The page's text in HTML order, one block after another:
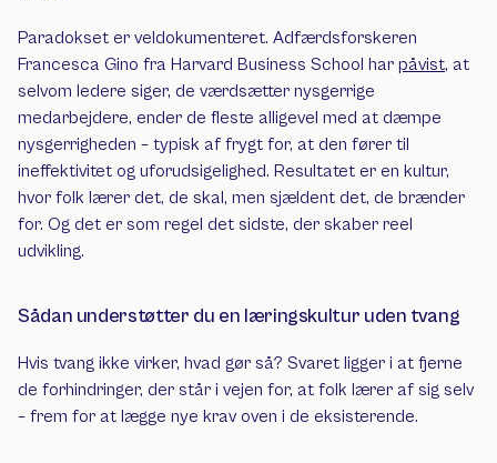
Paradokset er veldokumenteret. Adfærdsforskeren
Francesca Gino fra Harvard Business School har påvist, at
selvom ledere siger, de værdsætter nysgerrige
medarbejdere, ender de fleste alligevel med at dæmpe
nysgerrigheden – typisk af frygt for, at den fører til
ineffektivitet og uforudsigelighed. Resultatet er en kultur,
hvor folk lærer det, de skal, men sjældent det, de brænder
for. Og det er som regel det sidste, der skaber reel
udvikling.
Sådan understøtter du en læringskultur uden tvang
Hvis tvang ikke virker, hvad gør så? Svaret ligger i at fjerne
de forhindringer, der står i vejen for, at folk lærer af sig selv
– frem for at lægge nye krav oven i de eksisterende.